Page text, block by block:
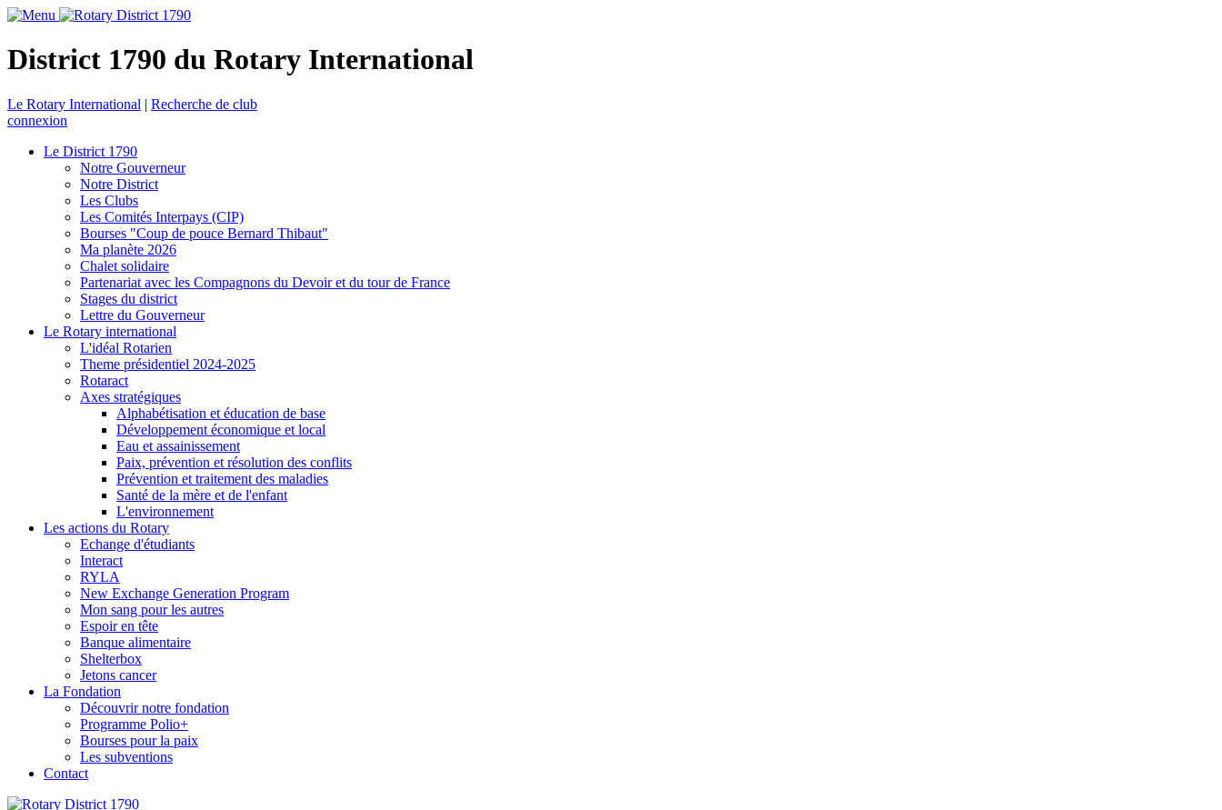
District 1790 du Rotary International
Le Rotary International | Recherche de club
connexion
Le District 1790
Notre Gouverneur
Notre District
Les Clubs
Les Comités Interpays (CIP)
Bourses "Coup de pouce Bernard Thibaut"
Ma planète 2026
Chalet solidaire
Partenariat avec les Compagnons du Devoir et du tour de France
Stages du district
Lettre du Gouverneur
Le Rotary international
L'idéal Rotarien
Theme présidentiel 2024-2025
Rotaract
Axes stratégiques
Alphabétisation et éducation de base
Développement économique et local
Eau et assainissement
Paix, prévention et résolution des conflits
Prévention et traitement des maladies
Santé de la mère et de l'enfant
L'environnement
Les actions du Rotary
Echange d'étudiants
Interact
RYLA
New Exchange Generation Program
Mon sang pour les autres
Espoir en tête
Banque alimentaire
Shelterbox
Jetons cancer
La Fondation
Découvrir notre fondation
Programme Polio+
Bourses pour la paix
Les subventions
Contact